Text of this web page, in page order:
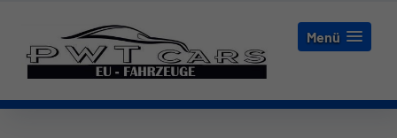
Menü